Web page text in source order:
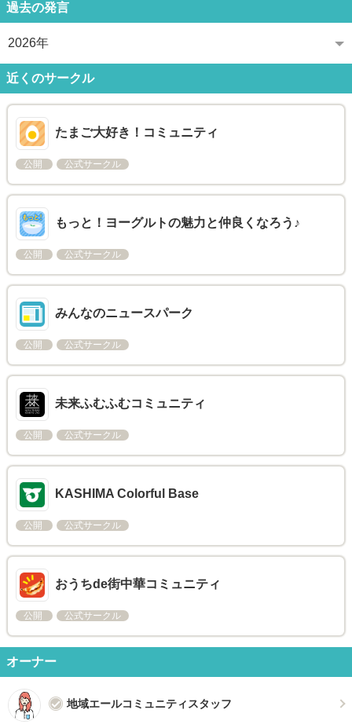
過去の発言
2026年
近くのサークル
たまご大好き！コミュニティ
公開 公式サークル
もっと！ヨーグルトの魅力と仲良くなろう♪
公開 公式サークル
みんなのニュースパーク
公開 公式サークル
未来ふむふむコミュニティ
公開 公式サークル
KASHIMA Colorful Base
公開 公式サークル
おうちde街中華コミュニティ
公開 公式サークル
オーナー
地域エールコミュニティスタッフ